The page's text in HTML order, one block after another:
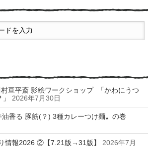
村亘平斎 影絵ワークショップ 「かわにうつ
2026年7月30日
油香る 豚筋(？) 3種カレーつけ麺〟の巻
情報2026 ②【7.21版→31版】
2026年7月